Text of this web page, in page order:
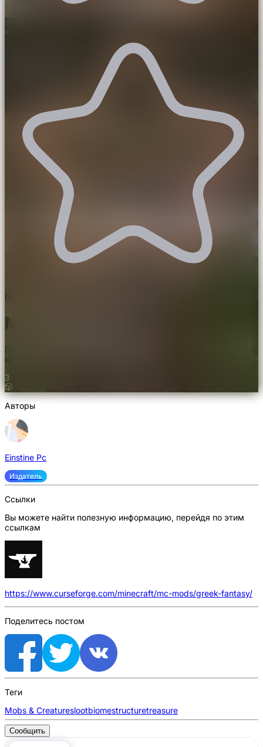
Рейтинг 5.0/5.0. 1 голос
Мод Greek Fantasy
Представляет мифические существа, предметы и структуры,
вдохновленные греческой мифологией
3
Авторы
Einstine Pc
Издатель
Ссылки
Вы можете найти полезную информацию, перейдя по этим
ссылкам
https://www.curseforge.com/minecraft/mc-mods/greek-fantasy/
Поделитесь постом
Теги
Mobs & Creatureslootbiomestructuretreasure
Сообщить